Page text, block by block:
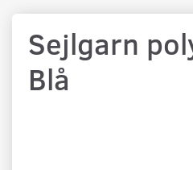
Sejlgarn
Blå